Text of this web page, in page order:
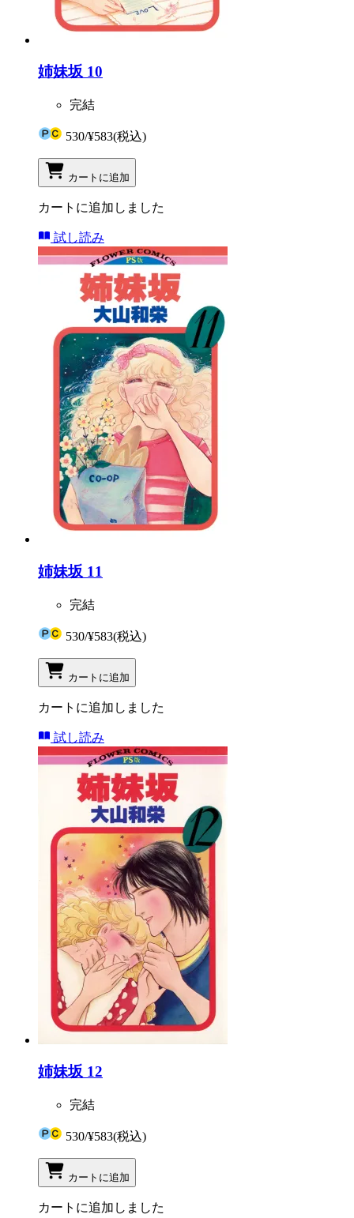
姉妹坂 10
完結
530/¥583(税込)
カートに追加
カートに追加しました
試し読み
姉妹坂 11
完結
530/¥583(税込)
カートに追加
カートに追加しました
試し読み
姉妹坂 12
完結
530/¥583(税込)
カートに追加
カートに追加しました